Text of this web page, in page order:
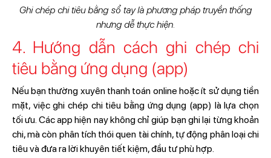
Ghi chép chi tiêu bằng sổ tay là phương pháp truyền thống
nhưng dễ thực hiện.
4. Hướng dẫn cách ghi chép chi
tiêu bằng ứng dụng (app)
Nếu bạn thường xuyên thanh toán online hoặc ít sử dụng tiền
mặt, việc ghi chép chi tiêu bằng ứng dụng (app) là lựa chọn
tối ưu. Các app hiện nay không chỉ giúp bạn ghi lại từng khoản
chi, mà còn phân tích thói quen tài chính, tự động phân loại chi
tiêu và đưa ra lời khuyên tiết kiệm, đầu tư phù hợp.